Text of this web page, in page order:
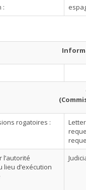
:
rogatoires :
l’autorité
lieu d’exécution